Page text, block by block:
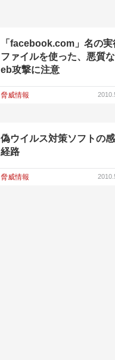
「facebook.com」名の実
ファイルを使った、悪質
eb攻撃に注意
脅威情報
偽ウイルス対策ソフトの
経路
脅威情報